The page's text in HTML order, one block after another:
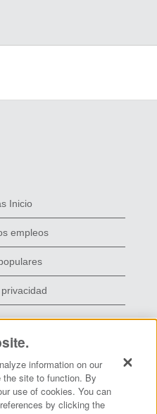
Inicio
empleos
S
e
a
b
S
e
a
b
information on our
the site to function. By
use of cookies. You can
by clicking the